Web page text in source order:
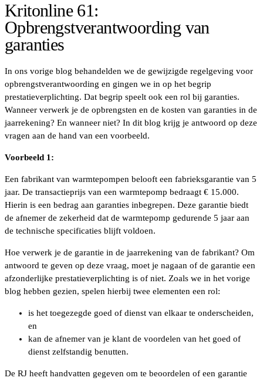
Kritonline 61:
Opbrengstverantwoording van
garanties
In ons vorige blog behandelden we de gewijzigde regelgeving voor
opbrengstverantwoording en gingen we in op het begrip
prestatieverplichting. Dat begrip speelt ook een rol bij garanties.
Wanneer verwerk je de opbrengsten en de kosten van garanties in de
jaarrekening? En wanneer niet? In dit blog krijg je antwoord op deze
vragen aan de hand van een voorbeeld.
Voorbeeld 1:
Een fabrikant van warmtepompen belooft een fabrieksgarantie van 5
jaar. De transactieprijs van een warmtepomp bedraagt € 15.000.
Hierin is een bedrag aan garanties inbegrepen. Deze garantie biedt
de afnemer de zekerheid dat de warmtepomp gedurende 5 jaar aan
de technische specificaties blijft voldoen.
Hoe verwerk je de garantie in de jaarrekening van de fabrikant? Om
antwoord te geven op deze vraag, moet je nagaan of de garantie een
afzonderlijke prestatieverplichting is of niet. Zoals we in het vorige
blog hebben gezien, spelen hierbij twee elementen een rol:
is het toegezegde goed of dienst van elkaar te onderscheiden,
en
kan de afnemer van je klant de voordelen van het goed of
dienst zelfstandig benutten.
De RJ heeft handvatten gegeven om te beoordelen of een garantie